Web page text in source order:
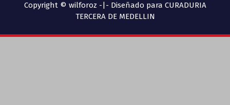
Copyright © wilforoz -|- Diseñado para CURADURIA
TERCERA DE MEDELLIN